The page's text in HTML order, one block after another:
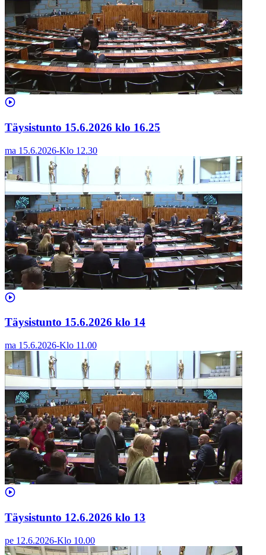
Täysistunto 15.6.2026 klo 16.25
ma 15.6.2026-Klo 12.30
Täysistunto 15.6.2026 klo 14
ma 15.6.2026-Klo 11.00
Täysistunto 12.6.2026 klo 13
pe 12.6.2026-Klo 10.00